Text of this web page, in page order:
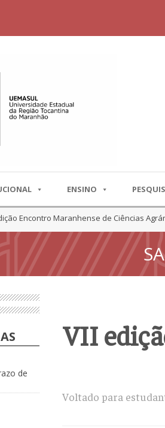
ENSINO
Encontro Maranhense de Ciências
de
VII
Voltado para